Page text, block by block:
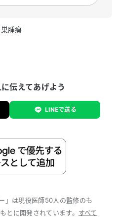
腫瘍
伝えてあげよう
LINEで送る
」は現役医師50人の監修のも
とに開発されています。 すべて